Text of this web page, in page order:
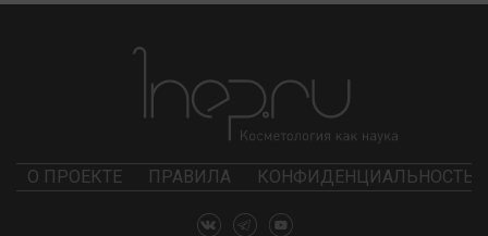
О ПРОЕКТЕ ПРАВИЛА КОНФИДЕНЦИАЛЬНОСТЬ